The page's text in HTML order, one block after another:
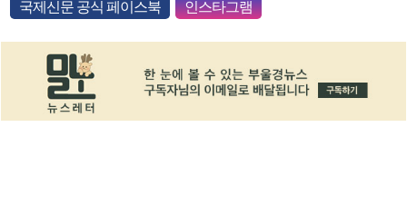
국제신문 공식 페이스북 인스타그램